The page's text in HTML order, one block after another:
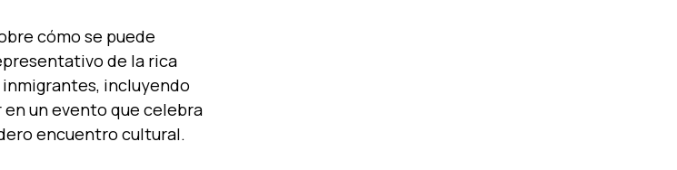
cómo se puede
de la rica
incluyendo
un evento que celebra
encuentro cultural.